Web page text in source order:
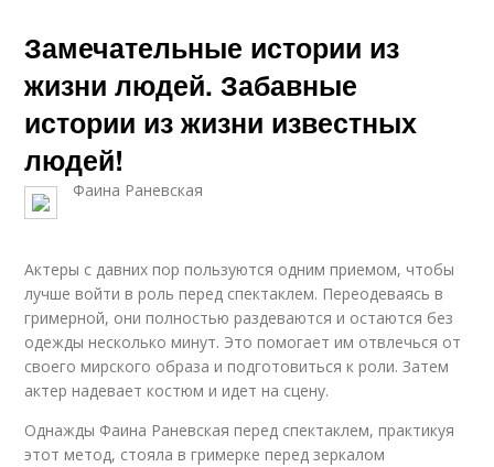
Замечательные истории из
жизни людей. Забавные
истории из жизни известных
людей!
Фаина Раневская
Актеры с давних пор пользуются одним приемом, чтобы
лучше войти в роль перед спектаклем. Переодеваясь в
гримерной, они полностью раздеваются и остаются без
одежды несколько минут. Это помогает им отвлечься от
своего мирского образа и подготовиться к роли. Затем
актер надевает костюм и идет на сцену.
Однажды Фаина Раневская перед спектаклем, практикуя
этот метод, стояла в гримерке перед зеркалом